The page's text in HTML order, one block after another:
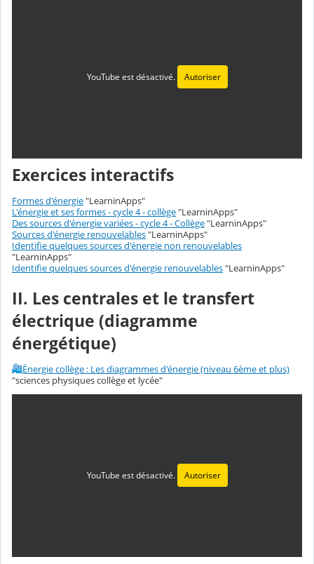
YouTube est désactivé. Autoriser
Exercices interactifs
Formes d'énergie"LearninApps"
L'énergie et ses formes - cycle 4 - collège"LearninApps"
Des sources d'énergie variées - cycle 4 - Collège"LearninApps"
Sources d'énergie renouvelables"LearninApps"
Identifie quelques sources d'énergie non renouvelables
"LearninApps"
Identifie quelques sources d'énergie renouvelables"LearninApps"
II. Les centrales et le transfert
électrique (diagramme
énergétique)
Énergie collège : Les diagrammes d'énergie (niveau 6ème et plus)
"sciences physiques collège et lycée"
YouTube est désactivé. Autoriser